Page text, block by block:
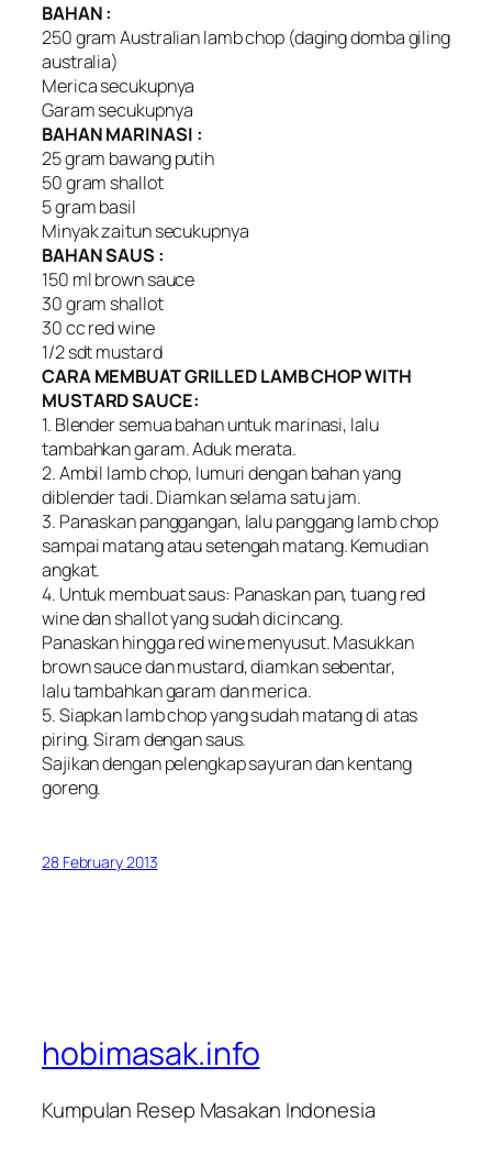
BAHAN :
250 gram Australian lamb chop (daging domba giling
australia)
Merica secukupnya
Garam secukupnya
BAHAN MARINASI :
25 gram bawang putih
50 gram shallot
5 gram basil
Minyak zaitun secukupnya
BAHAN SAUS :
150 ml brown sauce
30 gram shallot
30 cc red wine
1/2 sdt mustard
CARA MEMBUAT GRILLED LAMB CHOP WITH
MUSTARD SAUCE:
1. Blender semua bahan untuk marinasi, lalu
tambahkan garam. Aduk merata.
2. Ambil lamb chop, lumuri dengan bahan yang
diblender tadi. Diamkan selama satu jam.
3. Panaskan panggangan, lalu panggang Iamb chop
sampai matang atau setengah matang. Kemudian
angkat.
4. Untuk membuat saus: Panaskan pan, tuang red
wine dan shallot yang sudah dicincang.
Panaskan hingga red wine menyusut. Masukkan
brown sauce dan mustard, diamkan sebentar,
lalu tambahkan garam dan merica.
5. Siapkan lamb chop yang sudah matang di atas
piring. Siram dengan saus.
Sajikan dengan pelengkap sayuran dan kentang
goreng.
28 February 2013
hobimasak.info
Kumpulan Resep Masakan Indonesia